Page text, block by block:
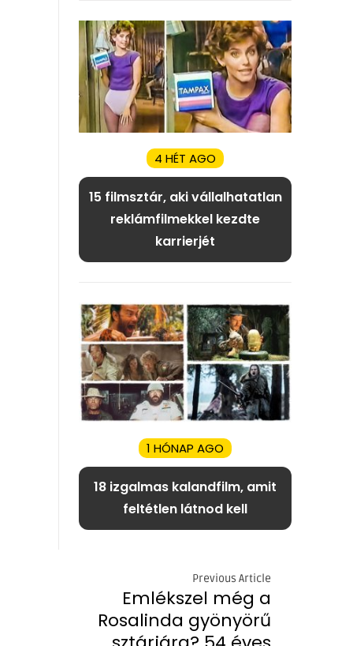
4 HÉT AGO
15 filmsztár, aki vállalhatatlan
reklámfilmekkel kezdte
karrierjét
1 HÓNAP AGO
18 izgalmas kalandfilm, amit
feltétlen látnod kell
Previous Article
Emlékszel még a
Rosalinda gyönyörű